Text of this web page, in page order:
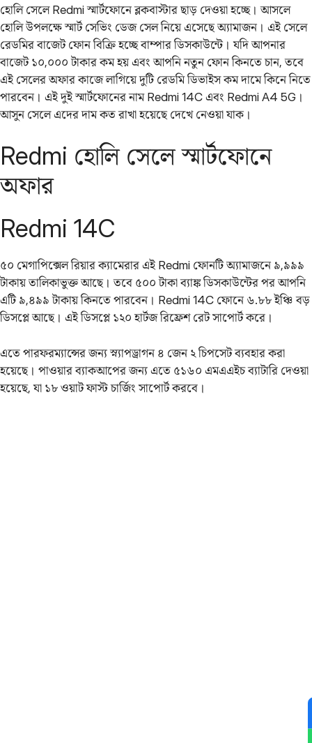
হোলি সেলে Redmi স্মার্টফোনে ব্লকবাস্টার ছাড় দেওয়া হচ্ছে। আসলে
হোলি উপলক্ষে স্মার্ট সেভিং ডেজ সেল নিয়ে এসেছে অ্যামাজন। এই সেলে
রেডমির বাজেট ফোন বিক্রি হচ্ছে বাম্পার ডিসকাউন্টে। যদি আপনার
বাজেট ১০,০০০ টাকার কম হয় এবং আপনি নতুন ফোন কিনতে চান, তবে
এই সেলের অফার কাজে লাগিয়ে দুটি রেডমি ডিভাইস কম দামে কিনে নিতে
পারবেন। এই দুই স্মার্টফোনের নাম Redmi 14C এবং Redmi A4 5G।
আসুন সেলে এদের দাম কত রাখা হয়েছে দেখে নেওয়া যাক।
Redmi হোলি সেলে স্মার্টফোনে
অফার
Redmi 14C
৫০ মেগাপিক্সেল রিয়ার ক্যামেরার এই Redmi ফোনটি অ্যামাজনে ৯,৯৯৯
টাকায় তালিকাভুক্ত আছে। তবে ৫০০ টাকা ব্যাঙ্ক ডিসকাউন্টের পর আপনি
এটি ৯,৪৯৯ টাকায় কিনতে পারবেন। Redmi 14C ফোনে ৬.৮৮ ইঞ্চি বড়
ডিসপ্লে আছে। এই ডিসপ্লে ১২০ হার্টজ রিফ্রেশ রেট সাপোর্ট করে।
এতে পারফরম্যান্সের জন্য স্ন্যাপড্রাগন ৪ জেন ২ চিপসেট ব্যবহার করা
হয়েছে। পাওয়ার ব্যাকআপের জন্য এতে ৫১৬০ এমএএইচ ব্যাটারি দেওয়া
হয়েছে, যা ১৮ ওয়াট ফাস্ট চার্জিং সাপোর্ট করবে।